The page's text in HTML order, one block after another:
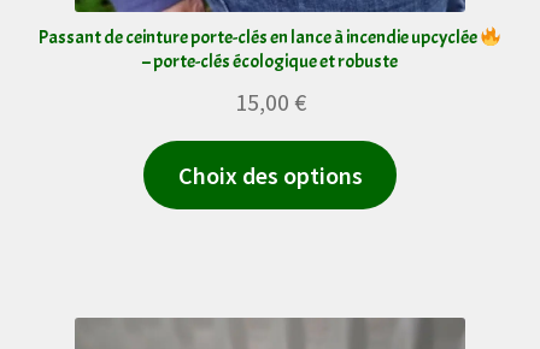
Passant de ceinture porte-clés en lance à incendie upcyclée
– porte-clés écologique et robuste
15,00 €
Choix des options
Ce
produit
variations.